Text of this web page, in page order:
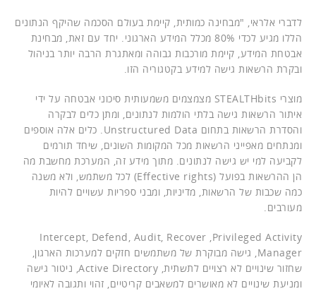
לדברי אלראי, "מבחינה כמותית, קיימת בעולם הסכמה שהיקף הנתונים
הללו מגיע לכדי 80% מכלל המידע הארגוני. יחד עם זאת, מבחינת
אבטחת המידע, קיימת מורכבות גבוהה ומאתגרת הרבה יותר בניהול
ובקרת הרשאות גישה למידע בקטגוריה הזו.
מוצרי STEALTHbits מצמצמים משמעותית סיכוני אבטחה על ידי
איתור הרשאות גישה בלתי הולמות לנתונים, ומתן כלים לבקרה
והסדרת הרשאות בתחום Unstructured Data. כלים אלה אוספים
ומנתחים מאפייני הרשאות מכל המקומות השונים, שיחד תורמים
לקביעה למי יש גישה לנתונים. מתוך מידע זה, המערכת מחשבת מה
הן ההרשאות בפועל (Effective rights) לכל משתמש, ולא משנה
כמה שכבות של הרשאות, מדיניות, ומבני ספריות עשויים להיות
מעורבים.
Intercept, Defend, Audit, Recover ,Privileged Activity
Manager, גישה מבוקרת של משתמשים חזקים למערכות הארגון,
שחזור שינויים לא רצויים לתשתית, Active Directory, ניטור גישה
ומניעת שינויים לא מאושרים למשאבים קריטיים, זהוי ותגובה לאיומי